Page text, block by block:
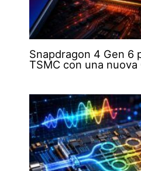
Snapdragon 4 Gen 6
TSMC con una nuova